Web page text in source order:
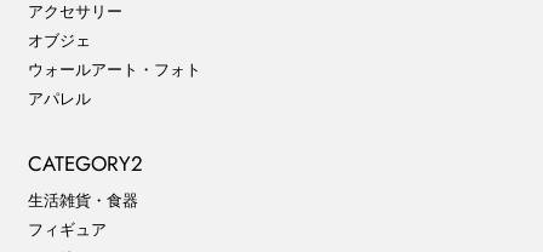
アクセサリー
オブジェ
ウォールアート・フォト
アパレル
CATEGORY2
生活雑貨・食器
フィギュア